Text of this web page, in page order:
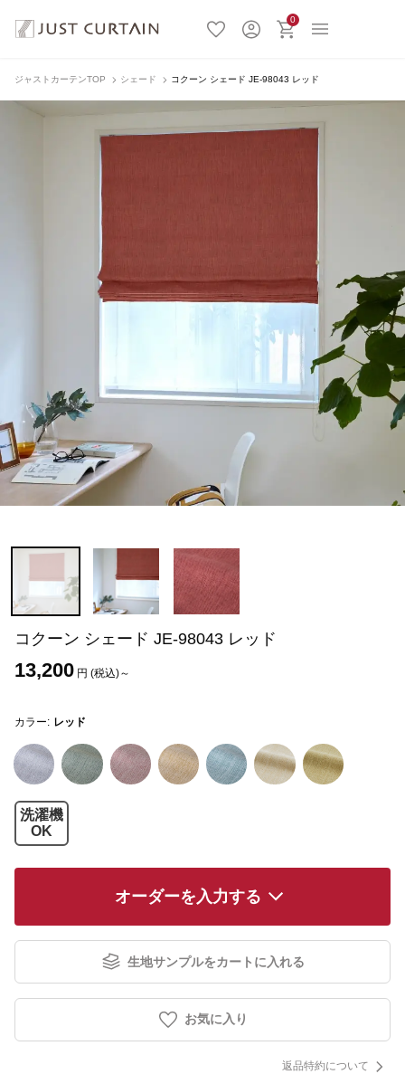
0
ジャストカーテンTOP シェード コクーン シェード JE-98043 レッド
コクーン シェード JE-98043 レッド
13,200 円 (税込)～
カラー: レッド
洗濯機
OK
オーダーを入力する
生地サンプルをカートに入れる
お気に入り
返品特約について